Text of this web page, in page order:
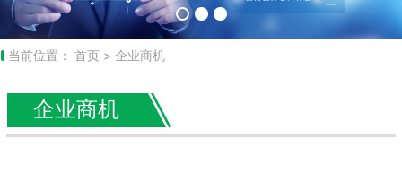
当前位置： 首页 > 企业商机
企业商机